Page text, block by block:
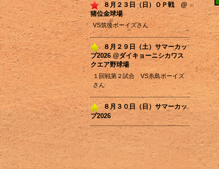
８月２３日（日）ＯＰ戦 @
猪位金球場
VS筑後ボーイズさん
８月２９日（土）サマーカッ
プ2026 @ダイキョーニシカワス
クエア野球場
１回戦第２試合 VS糸島ボーイズ
さん
８月３０日（日）サマーカッ
プ2026